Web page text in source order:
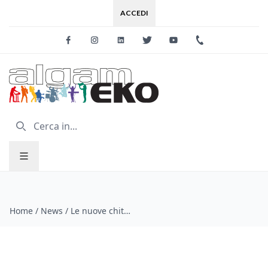
ACCEDI
FacebookInstagramLinkedinTwitter Youtube
Home / News / Le nuove chitarre elettriche all-in-one APC-2 di Vox